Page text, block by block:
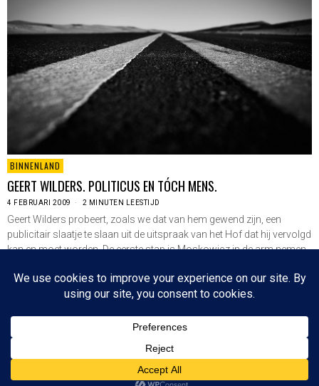
BINNENLAND
GEERT WILDERS. POLITICUS EN TÓCH MENS.
4 FEBRUARI 2009 2 MINUTEN LEESTIJD
Geert Wilders probeert, zoals we dat van hem gewend zijn, een
publicitair slaatje te slaan uit de uitspraak van het Hof dat hij vervolgd
kan en moet worden. De eerste stap is Moskowicz in de arm nemen
LEES VERDER
Since 2003 © All Rights Reserved | Foto's Robbert Baruch tenzij anders vermeld
CONTACT
BOVEN